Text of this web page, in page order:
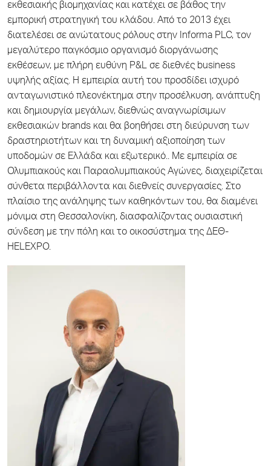
εκθεσιακής βιομηχανίας και κατέχει σε βάθος την
εμπορική στρατηγική του κλάδου. Από το 2013 έχει
διατελέσει σε ανώτατους ρόλους στην Informa PLC, τον
μεγαλύτερο παγκόσμιο οργανισμό διοργάνωσης
εκθέσεων, με πλήρη ευθύνη P&L σε διεθνές business
υψηλής αξίας. Η εμπειρία αυτή του προσδίδει ισχυρό
ανταγωνιστικό πλεονέκτημα στην προσέλκυση, ανάπτυξη
και δημιουργία μεγάλων, διεθνώς αναγνωρίσιμων
εκθεσιακών brands και θα βοηθήσει στη διεύρυνση των
δραστηριοτήτων και τη δυναμική αξιοποίηση των
υποδομών σε Ελλάδα και εξωτερικό.. Με εμπειρία σε
Ολυμπιακούς και Παραολυμπιακούς Αγώνες, διαχειρίζεται
σύνθετα περιβάλλοντα και διεθνείς συνεργασίες. Στο
πλαίσιο της ανάληψης των καθηκόντων του, θα διαμένει
μόνιμα στη Θεσσαλονίκη, διασφαλίζοντας ουσιαστική
σύνδεση με την πόλη και το οικοσύστημα της ΔΕΘ-
HELEXPO.